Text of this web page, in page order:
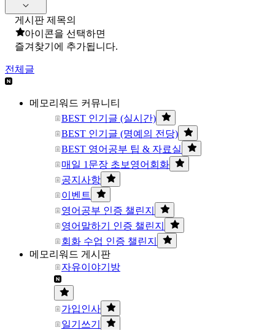
게시판 제목의
아이콘을 선택하면
즐겨찾기에 추가됩니다.
전체글
메모리워드 커뮤니티
BEST 인기글 (실시간)
BEST 인기글 (명예의 전당)
BEST 영어공부 팁 & 자료실
매일 1문장 초보영어회화
공지사항
이벤트
영어공부 인증 챌린지
영어말하기 인증 챌린지
회화 수업 인증 챌린지
메모리워드 게시판
자유이야기방
가입인사
일기쓰기